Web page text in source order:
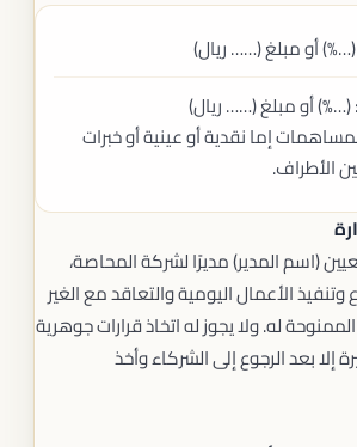
أو مبلغ (…… ريال)
(…%) أو مبلغ (…… ريال)
إما نقدية أو عينية أو خبرات
الأطراف.
(اسم المدير) مديرًا لشركة المحاصة،
وتنفيذ الأعمال اليومية والتعاقد مع الغير
له. ولا يجوز له اتخاذ قرارات جوهرية
إلا بعد الرجوع إلى الشركاء وأخذ